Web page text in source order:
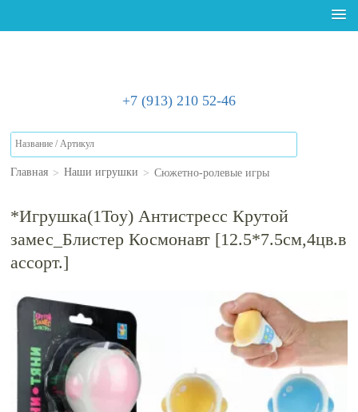
+7 (913) 210 52-46
Главная > Наши игрушки > Сюжетно-ролевые игры
*Игрушка(1Toy) Антистресс Крутой
замес_Блистер Космонавт [12.5*7.5см,4цв.в
ассорт.]